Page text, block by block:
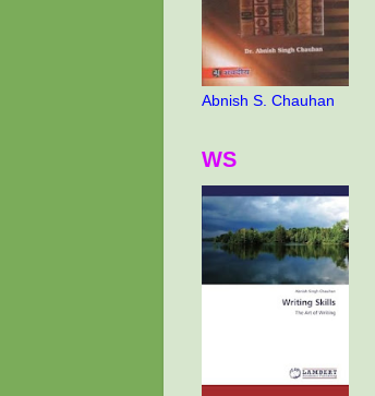
Abnish S. Chauhan
WS